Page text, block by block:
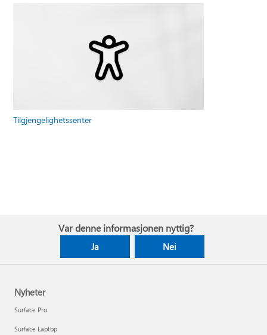
Tilgjengelighetssenter
Var denne informasjonen nyttig?
Ja Nei
Nyheter
Surface Pro
Surface Laptop